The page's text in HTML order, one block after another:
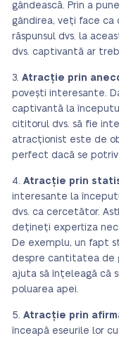
gândească. Prin a
gândirea, veți face ca
răspunsul dvs. la
dvs. captivantă ar
Atracție prin
povești interesante.
captivantă la
cititorul dvs. să fie
atracționist este de
perfect dacă se
Atracție prin
interesante la
dvs. ca cercetător.
dețineți expertiza
De exemplu, un fapt
despre cantitatea de
ajuta să înțeleagă că
poluarea apei.
Atracție prin
înceapă eseurile lor